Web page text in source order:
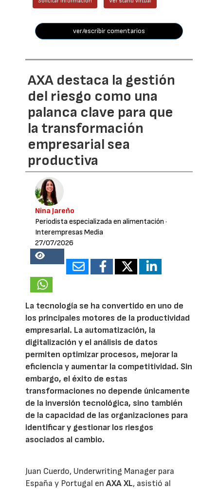
ver/escribir comentarios
AXA destaca la gestión
del riesgo como una
palanca clave para que
la transformación
empresarial sea
productiva
Nina Jareño
Periodista especializada en alimentación ·
Interempresas Media
27/07/2026
13866
La tecnología se ha convertido en uno de
los principales motores de la productividad
empresarial. La automatización, la
digitalización y el análisis de datos
permiten optimizar procesos, mejorar la
eficiencia y aumentar la competitividad. Sin
embargo, el éxito de estas
transformaciones no depende únicamente
de la inversión tecnológica, sino también
de la capacidad de las organizaciones para
identificar y gestionar los riesgos
asociados al cambio.
Juan Cuerdo, Underwriting Manager para
España y Portugal enAXA XL, asistió al